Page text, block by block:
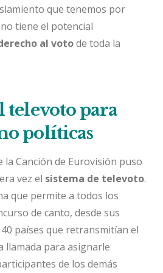
que tenemos por
tiene el potencial
al votode toda la
televoto para
políticas
la Canción de Eurovisión puso
vez el sistema de televoto.
que permite a todos los
de canto, desde sus
países que retransmitían el
llamada para asignarle
de los demás